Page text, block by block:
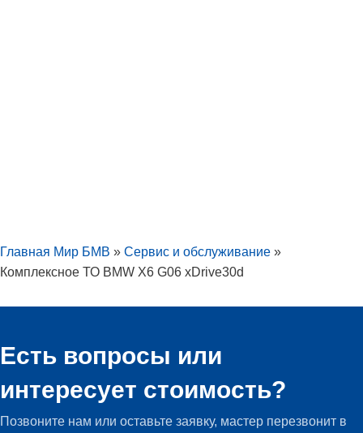
Главная Мир БМВ » Сервис и обслуживание »
Комплексное ТО BMW X6 G06 xDrive30d
Есть вопросы или
интересует стоимость?
Позвоните нам или оставьте заявку, мастер перезвонит в